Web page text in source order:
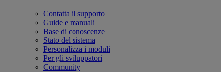
Contatta il supporto
Guide e manuali
Base di conoscenze
Stato del sistema
Personalizza i moduli
Per gli sviluppatori
Community